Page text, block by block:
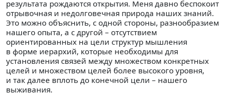
результата рождаются открытия. Меня давно беспокоит
отрывочная и недолговечная природа наших знаний.
Это можно объяснить, с одной стороны, разнообразием
нашего опыта, а с другой – отсутствием
ориентированных на цели структур мышления
в форме иерархий, которые необходимы для
установления связей между множеством конкретных
целей и множеством целей более высокого уровня,
и так далее вплоть до конечной цели – нашего
выживания.